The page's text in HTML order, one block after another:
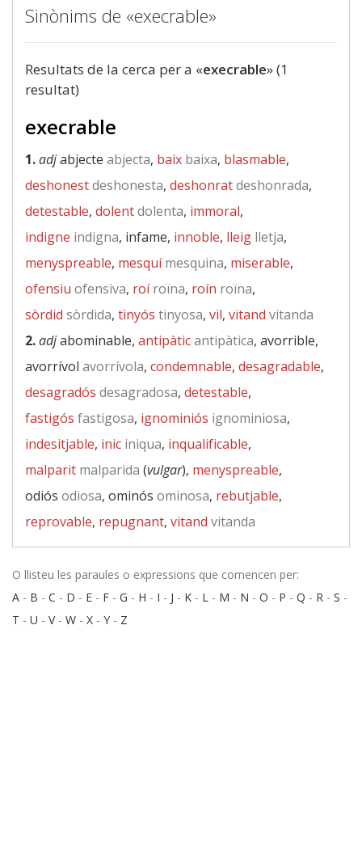
Sinònims de «execrable»
Resultats de la cerca per a «execrable» (1
resultat)
execrable
1.adjabjecte abjecta, baix baixa, blasmable,
deshonestdeshonesta, deshonratdeshonrada,
detestable, dolentdolenta, immoral,
indigne indigna, infame, innoble, lleig lletja,
menyspreable, mesquímesquina, miserable,
ofensiu ofensiva, roíroïna, roín roïna,
sòrdid sòrdida, tinyós tinyosa, vil, vitand vitanda
2.adjabominable, antipàticantipàtica, avorrible,
avorrívol avorrívola, condemnable, desagradable,
desagradós desagradosa, detestable,
fastigós fastigosa, ignominiós ignominiosa,
indesitjable, inic iniqua, inqualificable,
malparit malparida (vulgar), menyspreable,
odiós odiosa, ominós ominosa, rebutjable,
reprovable, repugnant, vitand vitanda
O llisteu les paraules o expressions que comencen per:
A - B - C - D - E - F - G - H - I - J - K - L - M - N - O - P - Q - R - S -
T - U - V- W - X - Y - Z